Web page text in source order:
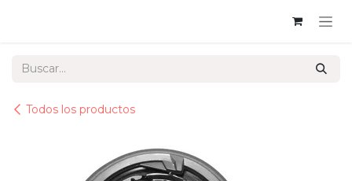
Todos los productos